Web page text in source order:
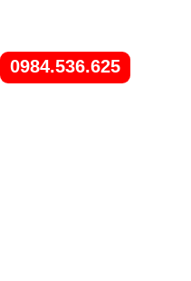
0984.536.625